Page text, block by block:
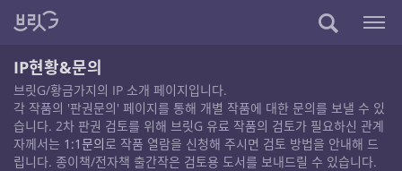
IP현황&문의
브릿G/황금가지의 IP 소개 페이지입니다.
각 작품의 '판권문의' 페이지를 통해 개별 작품에 대한 문의를 보낼 수 있
습니다. 2차 판권 검토를 위해 브릿G 유료 작품의 검토가 필요하신 관계
자께서는 1:1문의로 작품 열람을 신청해 주시면 검토 방법을 안내해 드
립니다. 종이책/전자책 출간작은 검토용 도서를 보내드릴 수 있습니다.